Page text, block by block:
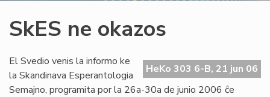
SkES ne okazos
HeKo 303 6-B, 21 jun 06
El Svedio venis la informo ke
la Skandinava Esperantologia
Semajno, programita por la 26a-30a de junio 2006 ĉe